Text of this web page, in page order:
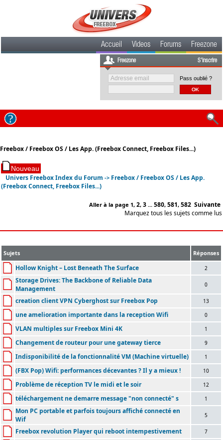
Accueil Videos Forums Freezone
Freezone S'inscrire
Pass oublié ?
Freebox / Freebox OS / Les App. (Freebox Connect, Freebox Files...)
Univers Freebox Index du Forum -> Freebox / Freebox OS / Les App.
(Freebox Connect, Freebox Files...)
Aller à la page 1, 2, 3... 580, 581, 582 Suivante
Marquez tous les sujets comme lus
Sujets Réponses
Hollow Knight – Lost Beneath The Surface 2
Storage Drives: The Backbone of Reliable Data
Management
0
creation client VPN Cyberghost sur Freebox Pop 13
une amelioration importante dans la reception Wifi 0
VLAN multiples sur Freebox Mini 4K 1
Changement de routeur pour une gateway tierce 9
Indisponibilité de la fonctionnalité VM (Machine virtuelle) 1
(FBX Pop) Wifi: performances décevantes ? Il y a mieux ! 10
Problème de réception TV le midi et le soir 12
téléchargement ne demarre message "non connecté" s 1
Mon PC portable et parfois toujours affiché connecté en
Wif
5
Freebox revolution Player qui reboot intempestivement 7